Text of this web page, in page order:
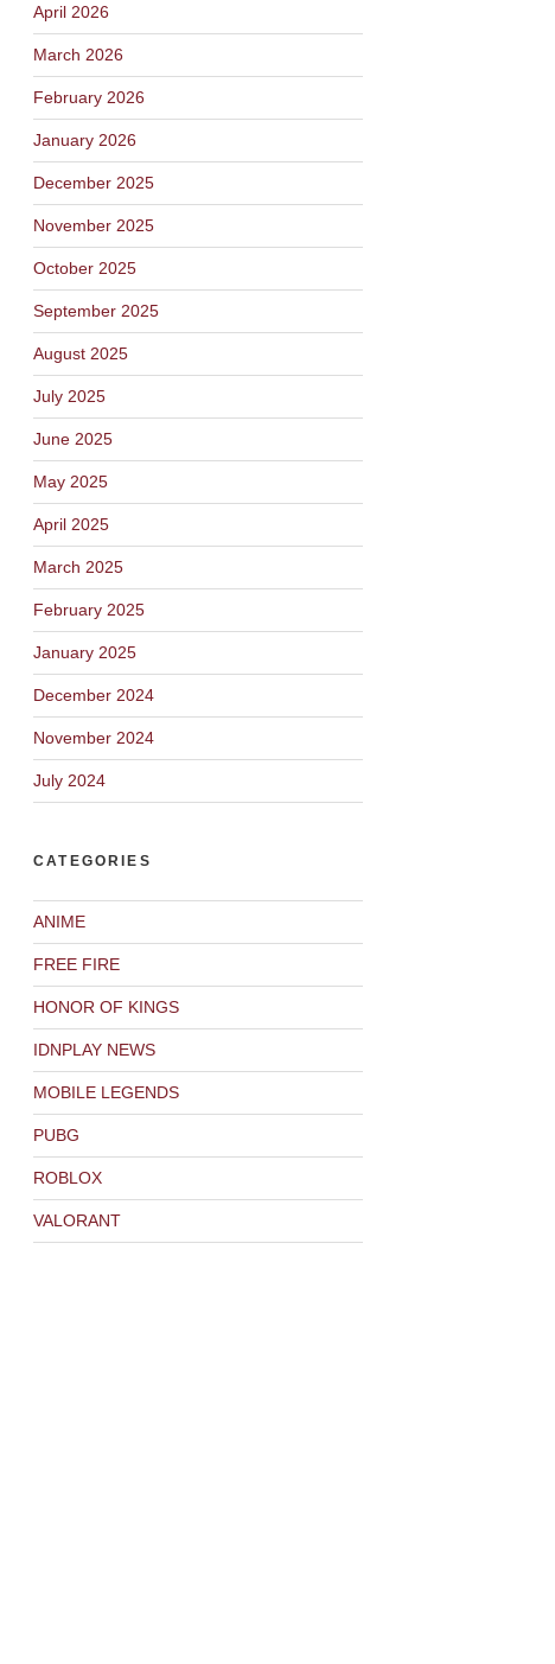
April 2026
March 2026
February 2026
January 2026
December 2025
November 2025
October 2025
September 2025
August 2025
July 2025
June 2025
May 2025
April 2025
March 2025
February 2025
January 2025
December 2024
November 2024
July 2024
CATEGORIES
ANIME
FREE FIRE
HONOR OF KINGS
IDNPLAY NEWS
MOBILE LEGENDS
PUBG
ROBLOX
VALORANT